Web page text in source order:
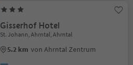
Gisserhof Hotel
St. Johann, Ahrntal, Ahrntal
5.2 km von Ahrntal Zentrum